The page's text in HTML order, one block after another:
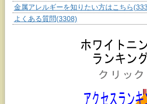
金属アレルギーを知りたい方はこちら
よくある質問(3308)